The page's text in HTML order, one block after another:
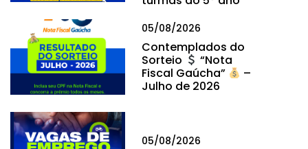
05/08/2026
Contemplados do
Sorteio
“Nota
Fiscal Gaúcha”
–
Julho de 2026
05/08/2026